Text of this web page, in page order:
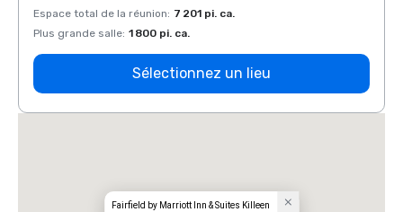
Espace total de la réunion: 7 201 pi. ca.
Plus grande salle: 1 800 pi. ca.
Sélectionnez un lieu
Fairfield by Marriott Inn & Suites Killeen